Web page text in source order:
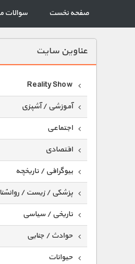
صفحه نخست سوالات
عناوين سايت
Reality Show
آموزشی / آشپزی
اجتماعی
اقتصادی
بیوگرافی / تاریخچه
پزشکی / زیست /
تاریخی / سیاسی
حوادث / جنایی
حیوانات